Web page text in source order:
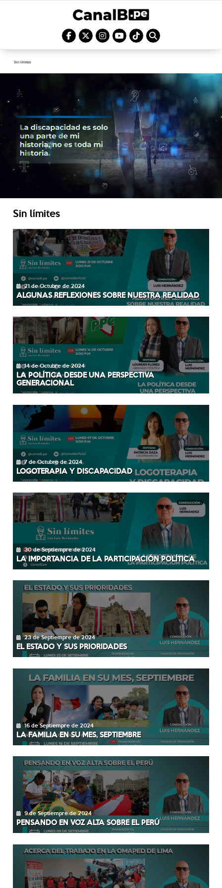
Sin límites
Sin límites
21 de Octubre de 2024
ALGUNAS REFLEXIONES SOBRE NUESTRA REALIDAD
14 de Octubre de 2024
LA POLÍTICA DESDE UNA PERSPECTIVA
GENERACIONAL
7 de Octubre de 2024
LOGOTERAPIA Y DISCAPACIDAD
30 de Septiempre de 2024
LA IMPORTANCIA DE LA PARTICIPACIÓN POLÍTICA
23 de Septiempre de 2024
EL ESTADO Y SUS PRIORIDADES
16 de Septiempre de 2024
LA FAMILIA EN SU MES, SEPTIEMBRE
9 de Septiempre de 2024
PENSANDO EN VOZ ALTA SOBRE EL PERÚ